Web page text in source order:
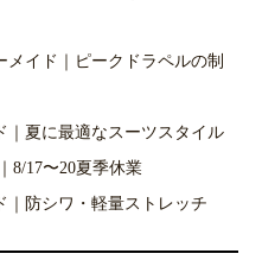
イド｜ピークドラペルの制
｜夏に最適なスーツスタイル
8/17〜20夏季休業
｜防シワ・軽量ストレッチ